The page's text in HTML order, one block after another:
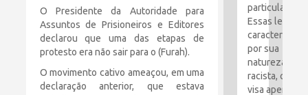
O Presidente da Autoridade para
Assuntos de Prisioneiros e Editores
declarou que uma das etapas de
protesto era não sair para o (Furah).
O movimento cativo ameaçou, em uma
declaração anterior, que estava
particular.
Essas leis são
por sua
natureza
racista, que
visa apertar